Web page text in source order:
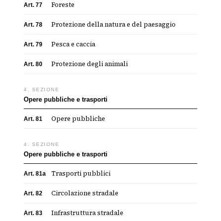
Art. 77 Foreste
Art. 78 Protezione della natura e del paesaggio
Art. 79 Pesca e caccia
Art. 80 Protezione degli animali
4. SEZIONE
Opere pubbliche e trasporti
Art. 81 Opere pubbliche
4. SEZIONE
Opere pubbliche e trasporti
Art. 81a Trasporti pubblici
Art. 82 Circolazione stradale
Art. 83 Infrastruttura stradale